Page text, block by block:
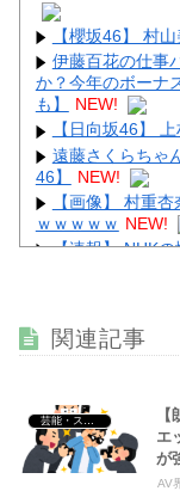
【櫻坂46】 村
伊藤百花の仕事
か？今年のボーナ
も】
NEW!
【日向坂46】
遠藤さくらちゃ
46】
NEW!
【画像】 村重
ｗｗｗｗｗ NEW!
【速報】 NHK
Powered by
関連記事
エ
が
AV